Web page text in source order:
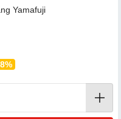
Yamafuji
8%